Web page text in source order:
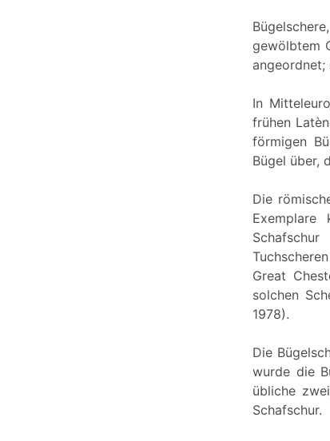
gewölbtem
In
frühen
förmigen
Bügel über,
Die
Great
solchen
1978).
Die
wurde die
übliche
Schafschur.